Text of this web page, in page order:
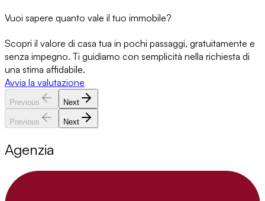
Vuoi sapere quanto vale il tuo immobile?
Scopri il valore di casa tua in pochi passaggi, gratuitamente e
senza impegno. Ti guidiamo con semplicità nella richiesta di
una stima affidabile.
Avvia la valutazione
Previous Next
Previous Next
Agenzia